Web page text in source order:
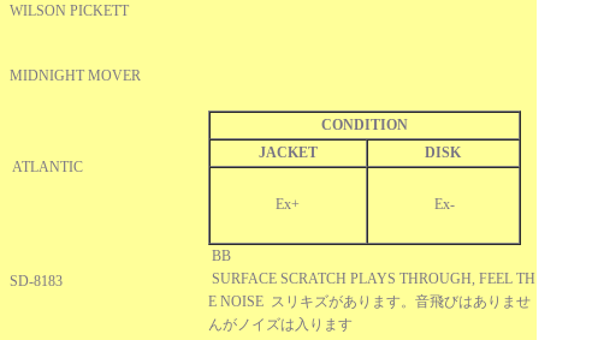
WILSON PICKETT
MIDNIGHT MOVER
ATLANTIC
CONDITION
JACKET
DISK
Ex+ Ex-
BB
SURFACE SCRATCH PLAYS THROUGH, FEEL TH
E NOISE スリキズがあります。音飛びはありませ
んがノイズは入ります
SD-8183